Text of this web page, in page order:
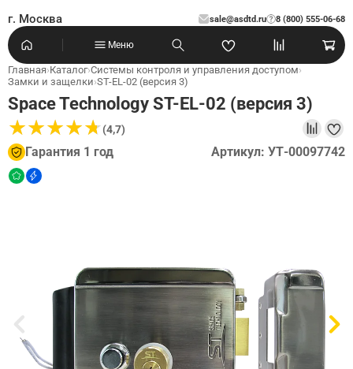
г. Москва sale@asdtd.ru 8 (800) 555-06-68
?
Меню
Главная›Каталог›Системы контроля и управления доступом›
Замки и защелки›ST-EL-02 (версия 3)
Space Technology ST-EL-02 (версия 3)
★★★★★
★★★★★(4,7)
Гарантия 1 год Артикул: УТ-00097742